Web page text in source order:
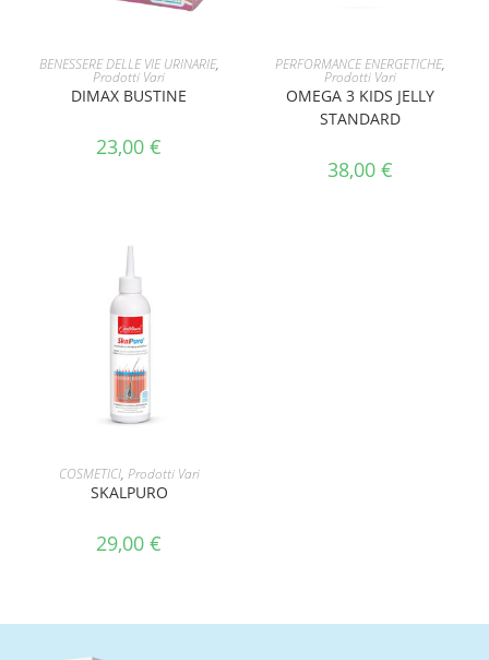
AGGIUNGI AL CARRELLO
BENESSERE DELLE VIE URINARIE,
Prodotti Vari
DIMAX BUSTINE
23,00€
AGGIUNGI AL CARRELLO
PERFORMANCE ENERGETICHE,
Prodotti Vari
OMEGA 3 KIDS JELLY
STANDARD
38,00 €
AGGIUNGI AL CARRELLO
COSMETICI, Prodotti Vari
SKALPURO
29,00€